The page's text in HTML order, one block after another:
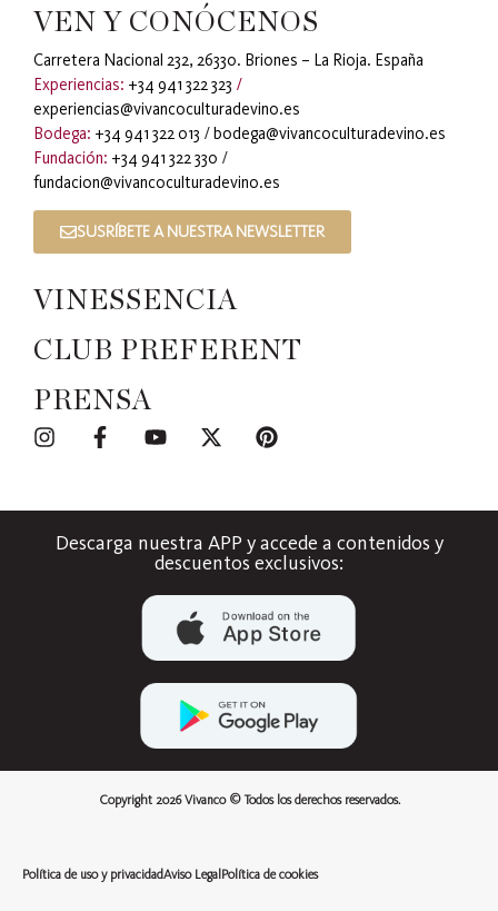
VEN Y CONÓCENOS
Carretera Nacional 232, 26330. Briones – La Rioja. España
Experiencias: +34 941 322 323 /
experiencias@vivancoculturadevino.es
Bodega: +34 941 322 013 /bodega@vivancoculturadevino.es
Fundación: +34 941 322 330 /
fundacion@vivancoculturadevino.es
SUSRÍBETE A NUESTRA NEWSLETTER
VINESSENCIA
CLUB PREFERENT
PRENSA
Descarga nuestra APP y accede a contenidos y
descuentos exclusivos:
Copyright 2026 Vivanco © Todos los derechos reservados.
Política de uso y privacidadAviso Legal Política de cookies